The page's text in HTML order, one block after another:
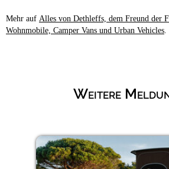
Mehr auf Alles von Dethleffs, dem Freund der
Wohnmobile, Camper Vans und Urban Vehicles
Weitere